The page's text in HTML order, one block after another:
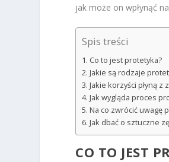
jak może on wpłynąć
Spis treści
Co to jest protetyka?
Jakie są rodzaje
Jakie korzyści płyną
Jak wygląda proces
Na co zwrócić uwagę
Jak dbać o sztuczne
CO TO JEST